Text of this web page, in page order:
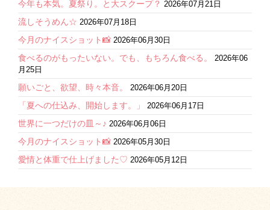
今年も本気。夏祭り。と大スクープ？ 2026年07月21日
流しそうめん☆ 2026年07月18日
今月のナイスショット📸 2026年06月30日
食べるのがもったいない。でも、もちろん食べる。
2026年06
月25日
願いごと、欲望、時々本音。 2026年06月20日
「夏への仕込み、開始します。」 2026年06月17日
世界に一つだけの皿～♪ 2026年06月06日
今月のナイスショット📸 2026年05月30日
愛情と体重で仕上げました♡ 2026年05月12日